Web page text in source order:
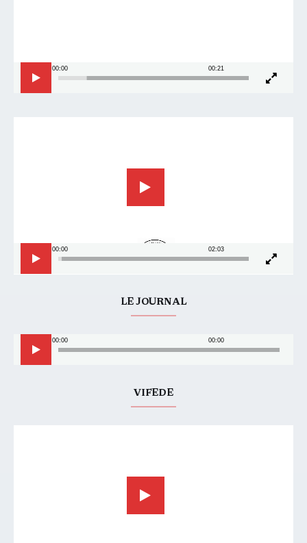
00:00 00:21
00:00 02:03
LE JOURNAL
audio
00:00 00:00
VIFEDE